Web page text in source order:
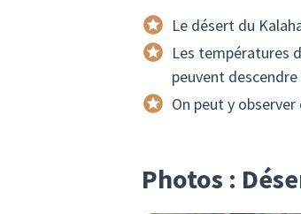
Le désert du
Les températures
peuvent
On peut y
Photos :